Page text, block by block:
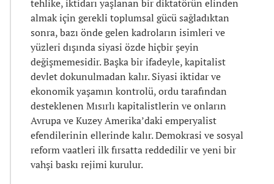
tehlike, iktidarı yaşlanan bir diktatörün elinden
almak için gerekli toplumsal gücü sağladıktan
sonra, bazı önde gelen kadroların isimleri ve
yüzleri dışında siyasi özde hiçbir şeyin
değişmemesidir. Başka bir ifadeyle, kapitalist
devlet dokunulmadan kalır. Siyasi iktidar ve
ekonomik yaşamın kontrolü, ordu tarafından
desteklenen Mısırlı kapitalistlerin ve onların
Avrupa ve Kuzey Amerika’daki emperyalist
efendilerinin ellerinde kalır. Demokrasi ve sosyal
reform vaatleri ilk fırsatta reddedilir ve yeni bir
vahşi baskı rejimi kurulur.